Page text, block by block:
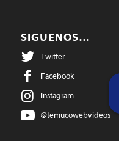
SIGUENOS…
Twitter
Facebook
Instagram
@temucowebvideos